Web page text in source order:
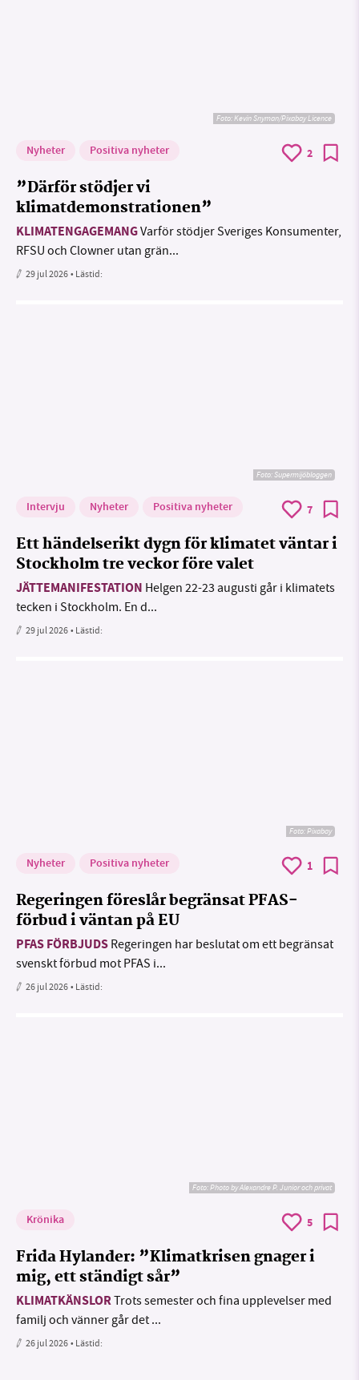
Foto:Kevin Snyman/Pixabay Licence
Nyheter Positiva nyheter 2
”Därför stödjer vi
klimatdemonstrationen”
KLIMATENGAGEMANGVarför stödjer Sveriges Konsumenter,
RFSU och Clowner utan grän...
29 jul 2026• Lästid:
Foto: Supermijöbloggen
Intervju Nyheter Positiva nyheter 7
Ett händelserikt dygn för klimatet väntar i
Stockholm tre veckor före valet
JÄTTEMANIFESTATION Helgen 22-23 augusti går i klimatets
tecken i Stockholm. En d...
29 jul 2026• Lästid:
Foto:Pixabay
Nyheter Positiva nyheter 1
Regeringen föreslår begränsat PFAS-
förbud i väntan på EU
PFAS FÖRBJUDS Regeringen har beslutat om ett begränsat
svenskt förbud mot PFAS i...
26 jul 2026• Lästid:
Foto:Photo by Alexandre P. Junior och privat
Krönika 5
Frida Hylander: ”Klimatkrisen gnager i
mig, ett ständigt sår”
KLIMATKÄNSLORTrots semester och fina upplevelser med
familj och vänner går det ...
26 jul 2026• Lästid: